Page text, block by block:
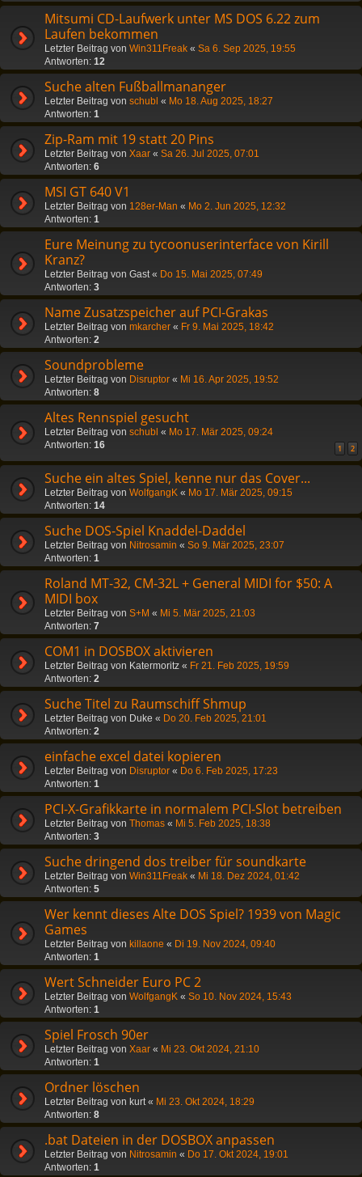
Mitsumi CD-Laufwerk unter MS DOS 6.22 zum
Laufen bekommen
Letzter Beitrag von Win311Freak « Sa 6. Sep 2025, 19:55
Antworten: 12
Suche alten Fußballmananger
Letzter Beitrag von schubl « Mo 18. Aug 2025, 18:27
Antworten: 1
Zip-Ram mit 19 statt 20 Pins
Letzter Beitrag von Xaar « Sa 26. Jul 2025, 07:01
Antworten: 6
MSI GT 640 V1
Letzter Beitrag von 128er-Man « Mo 2. Jun 2025, 12:32
Antworten: 1
Eure Meinung zu tycoonuserinterface von Kirill
Kranz?
Letzter Beitrag von Gast« Do 15. Mai 2025, 07:49
Antworten: 3
Name Zusatzspeicher auf PCI-Grakas
Letzter Beitrag von mkarcher « Fr 9. Mai 2025, 18:42
Antworten: 2
Soundprobleme
Letzter Beitrag von Disruptor « Mi 16. Apr 2025, 19:52
Antworten: 8
Altes Rennspiel gesucht
Letzter Beitrag von schubl « Mo 17. Mär 2025, 09:24
Antworten: 16 1 2
Suche ein altes Spiel, kenne nur das Cover...
Letzter Beitrag von WolfgangK « Mo 17. Mär 2025, 09:15
Antworten: 14
Suche DOS-Spiel Knaddel-Daddel
Letzter Beitrag von Nitrosamin « So 9. Mär 2025, 23:07
Antworten: 1
Roland MT-32, CM-32L + General MIDI for $50: A
MIDI box
Letzter Beitrag von S+M « Mi 5. Mär 2025, 21:03
Antworten: 7
COM1 in DOSBOX aktivieren
Letzter Beitrag von Katermoritz « Fr 21. Feb 2025, 19:59
Antworten: 2
Suche Titel zu Raumschiff Shmup
Letzter Beitrag von Duke « Do 20. Feb 2025, 21:01
Antworten: 2
einfache excel datei kopieren
Letzter Beitrag von Disruptor « Do 6. Feb 2025, 17:23
Antworten: 1
PCI-X-Grafikkarte in normalem PCI-Slot betreiben
Letzter Beitrag von Thomas « Mi 5. Feb 2025, 18:38
Antworten: 3
Suche dringend dos treiber für soundkarte
Letzter Beitrag von Win311Freak « Mi 18. Dez 2024, 01:42
Antworten: 5
Wer kennt dieses Alte DOS Spiel? 1939 von Magic
Games
Letzter Beitrag von killaone « Di 19. Nov 2024, 09:40
Antworten: 1
Wert Schneider Euro PC 2
Letzter Beitrag von WolfgangK « So 10. Nov 2024, 15:43
Antworten: 1
Spiel Frosch 90er
Letzter Beitrag von Xaar « Mi 23. Okt 2024, 21:10
Antworten: 1
Ordner löschen
Letzter Beitrag von kurt« Mi 23. Okt 2024, 18:29
Antworten: 8
.bat Dateien in der DOSBOX anpassen
Letzter Beitrag von Nitrosamin « Do 17. Okt 2024, 19:01
Antworten: 1